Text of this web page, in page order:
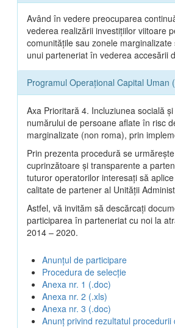
Având în vedere preocuparea
vederea realizării investițiilor viitoare
comunitățile sau zonele
unui parteneriat în vederea accesării
Programul Operațional Capital Uman
Axa Prioritară 4. Incluziunea socială
numărului de persoane aflate în risc
marginalizate (non roma), prin
Prin prezenta procedură se
cuprinzătoare şi transparente a
tuturor operatorilor interesaţi să
calitate de partener al Unității
Astfel, vă invităm să descărcați
participarea în parteneriat cu noi la
2014 – 2020.
Anunțul de participare
Procedura de selecție
Anexa nr. 1 (.doc)
Anexa nr. 2 (.xls)
Anexa nr. 3 (.doc)
Anunț privind rezultatul